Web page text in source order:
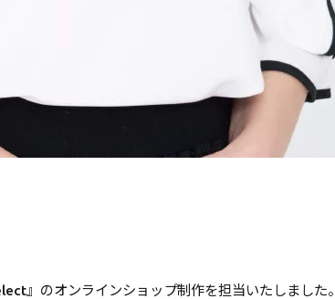
』のオンラインショップ制作を担当いたしました。